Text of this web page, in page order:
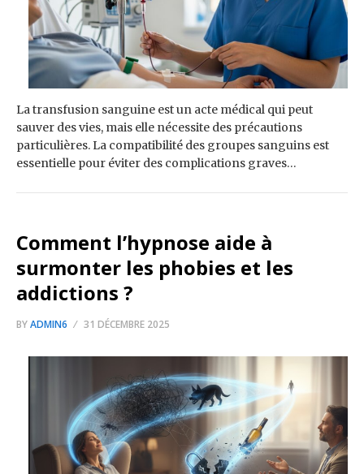
La transfusion sanguine est un acte médical qui peut
sauver des vies, mais elle nécessite des précautions
particulières. La compatibilité des groupes sanguins est
essentielle pour éviter des complications graves…
Comment l’hypnose aide à
surmonter les phobies et les
addictions ?
BYADMIN6 31 DÉCEMBRE 2025